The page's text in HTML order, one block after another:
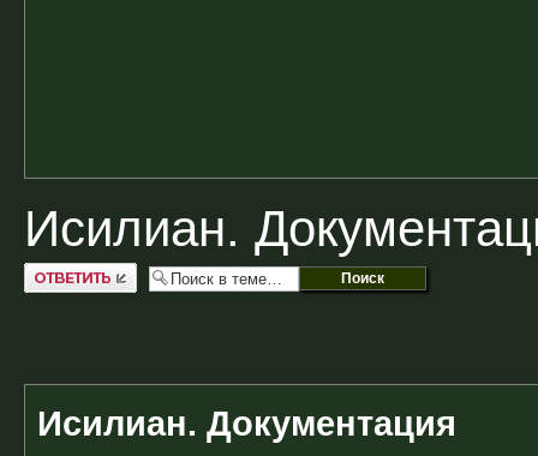
Исилиан.
Ответить
Исилиан. Документация